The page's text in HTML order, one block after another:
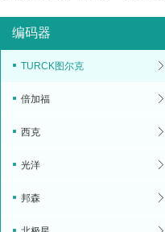
编码器
TURCK图尔克
倍加福
西克
光洋
邦森